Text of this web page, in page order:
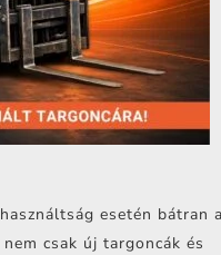
esetén bátran
csak új targoncák és